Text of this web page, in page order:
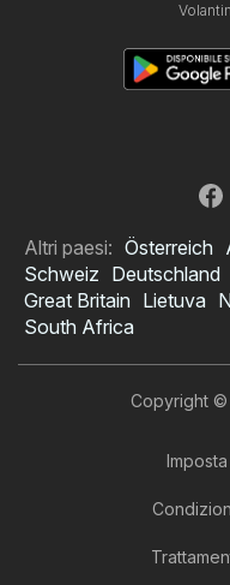
Volantino
Altri paesi: Österreich
Schweiz Deutschland
Great Britain Lietuva
South Africa
Copyright ©